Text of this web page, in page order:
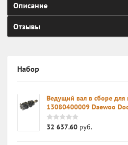
Описание
Отзывы
Набор
Ведущий вал в сборе для
13080400009 Daewoo
32 637.60руб.